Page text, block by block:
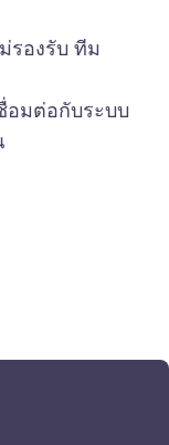
รองรับ ทีม
อมต่อกับระบบ